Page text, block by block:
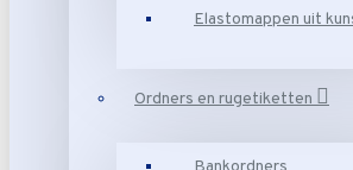
Elastomappen uit
Ordners en rugetiketten